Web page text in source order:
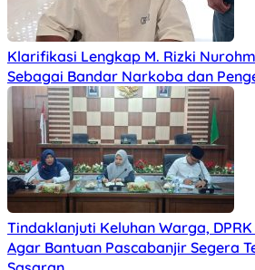
Klarifikasi Lengkap M. Rizki
Sebagai Bandar Narkoba dan
Tindaklanjuti Keluhan Warga,
Agar Bantuan Pascabanjir Segera